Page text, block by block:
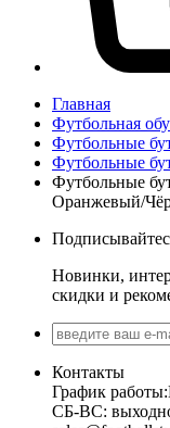
Главная
Футбольная
Футбольные
Футбольные
Футбольные
Оранжевый/
Новинки,
скидки и
Контакты
График работы:
СБ-ВС: